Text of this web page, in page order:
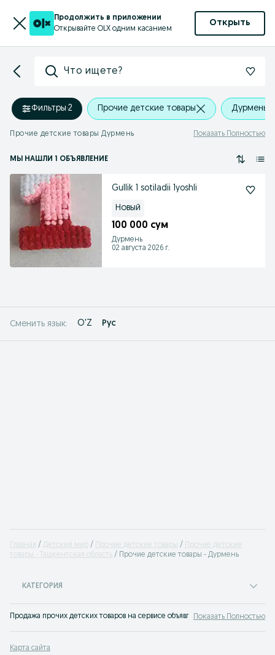
Продолжить в приложении
Открывайте OLX одним касанием
Открыть
Что ищете?
Фильтры·2 Прочие детские товары Дурмень
Прочие детские товары Дурмень Показать Полностью
МЫ НАШЛИ 1 ОБЪЯВЛЕНИЕ
Gullik 1 sotiladii 1yoshli
Новый
100 000 сум
Дурмень
02 августа 2026 г.
Сменить язык: O'Z Рус
Главная Детский мир Прочие детские товары
Прочие детские
товары - Ташкентская область
Прочие детские товары - Дурмень
КАТЕГОРИЯ
Продажа прочих детских товаров на сервисе объявлений OLX.uz (ранее
Показать Полностью
Карта сайта